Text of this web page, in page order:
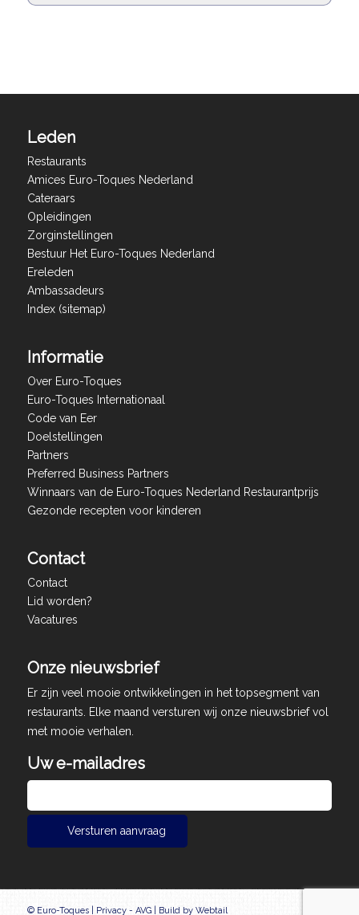
Leden
Restaurants
Amices Euro-Toques Nederland
Cateraars
Opleidingen
Zorginstellingen
Bestuur Het Euro-Toques Nederland
Ereleden
Ambassadeurs
Index (sitemap)
Informatie
Over Euro-Toques
Euro-Toques Internationaal
Code van Eer
Doelstellingen
Partners
Preferred Business Partners
Winnaars van de Euro-Toques Nederland Restaurantprijs
Gezonde recepten voor kinderen
Contact
Contact
Lid worden?
Vacatures
Onze nieuwsbrief
Er zijn veel mooie ontwikkelingen in het topsegment van
restaurants. Elke maand versturen wij onze nieuwsbrief vol
met mooie verhalen.
Uw e-mailadres
© Euro-Toques | Privacy - AVG| Build by Webtail